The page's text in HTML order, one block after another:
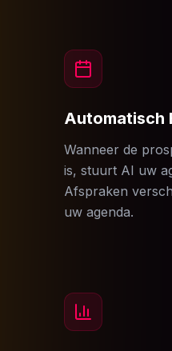
Automatisch
Wanneer de
is, stuurt AI uw
Afspraken
uw agenda.